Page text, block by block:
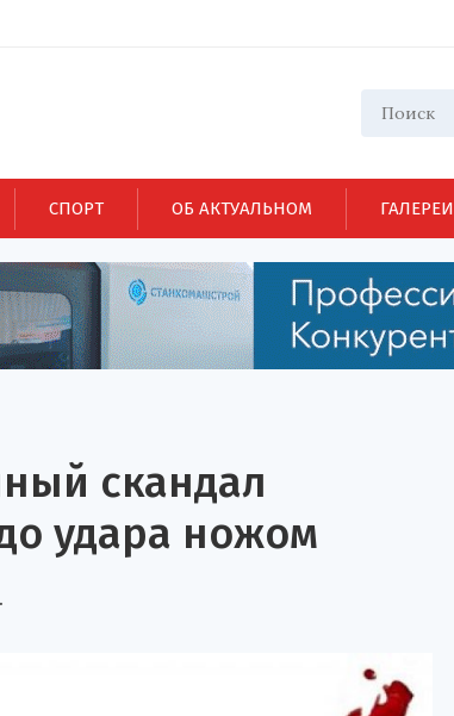
СПОРТ ОБ АКТУАЛЬНОМ ГАЛЕРЕИ
скандал
удара ножом